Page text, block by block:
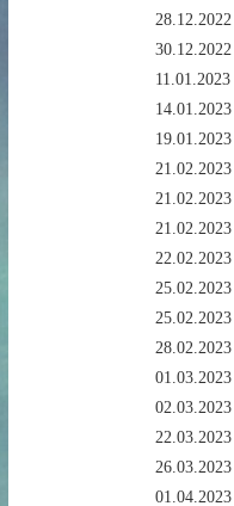
28.12.2022
30.12.2022
11.01.2023
14.01.2023
19.01.2023
21.02.2023
21.02.2023
21.02.2023
22.02.2023
25.02.2023
25.02.2023
28.02.2023
01.03.2023
02.03.2023
22.03.2023
26.03.2023
01.04.2023